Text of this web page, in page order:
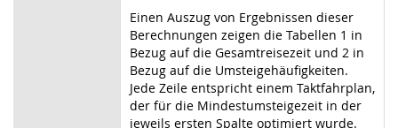
Einen Auszug von Ergebnissen dieser
Berechnungen zeigen die Tabellen 1 in
Bezug auf die Gesamtreisezeit und 2 in
Bezug auf die Umsteigehäufigkeiten.
Jede Zeile entspricht einem Taktfahrplan,
der für die Mindestumsteigezeit in der
jeweils ersten Spalte optimiert wurde.